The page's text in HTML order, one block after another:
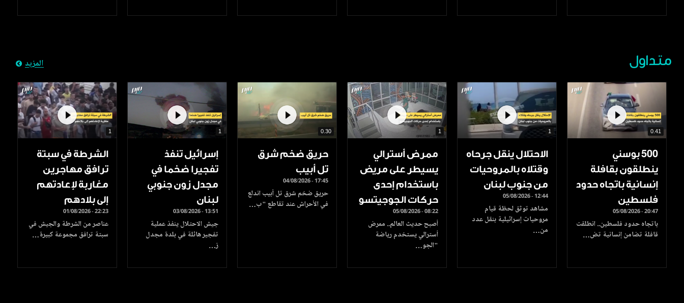
متداول المزيد
0.41
500 بوسني
ينطلقون بقافلة
إنسانية باتجاه حدود
فلسطين
05/08/2026 - 20:47
باتجاه حدود فلسطين.. انطلقت
قافلة تضامن إنسانية تض…
1
الاحتلال ينقل جرحاه
وقتلاه بالمروحيات
من جنوب لبنان
05/08/2026 - 12:44
مشاهد توثق لحظة قيام
مروحيات إسرائيلية بنقل عدد
من…
1
ممرض أسترالي
يسيطر على مريض
باستخدام إحدى
حركات الجوجيتسو
05/08/2026 - 08:22
أصبح حديث العالم.. ممرض
أسترالي يستخدم رياضة
"الجو…
0.30
حريق ضخم شرق
تل أبيب
04/08/2026 - 17:45
حريق ضخم شرق تل أبيب اندلع
في الأحراش عند تقاطع "ب…
1
إسرائيل تنفذ
تفجيرا ضخما في
مجدل زون جنوبي
لبنان
03/08/2026 - 13:51
جيش الاحتلال ينفذ عملية
تفجير هائلة في بلدة مجدل
ز…
1
الشرطة في سبتة
ترافق مهاجرين
مغاربة لإعادتهم
إلى بلادهم
01/08/2026 - 22:23
عناصر من الشرطة والجيش في
سبتة ترافق مجموعة كبيرة…